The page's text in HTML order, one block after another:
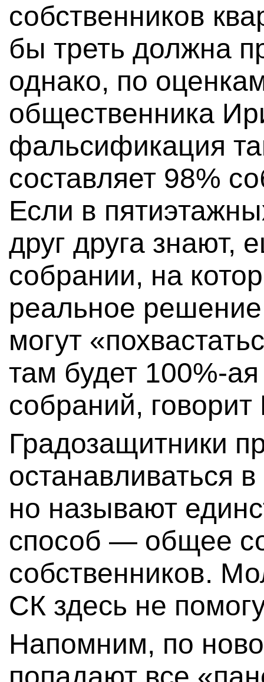
собственников
бы треть должна
однако, по
общественника
фальсификация
составляет 98%
Если в
друг друга знают,
собрании, на
реальное
могут
там будет 100%-
собраний,
Градозащитники
останавливаться
но называют
способ — общее
собственников.
СК здесь не
Напомним, по